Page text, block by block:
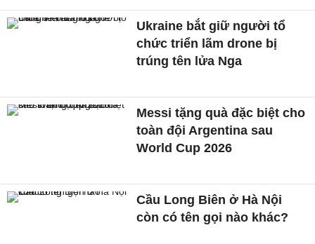
Ukraine bắt giữ người tổ
chức triển lãm drone bị
trúng tên lửa Nga
Messi tặng quà đặc biệt cho
toàn đội Argentina sau
World Cup 2026
Cầu Long Biên ở Hà Nội
còn có tên gọi nào khác?